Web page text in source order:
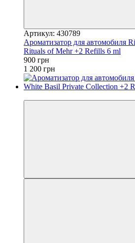
Артикул: 430789
Ароматизатор для автомобиля
Rituals of Mehr +2 Refills 6 ml
900 грн
1 200 грн